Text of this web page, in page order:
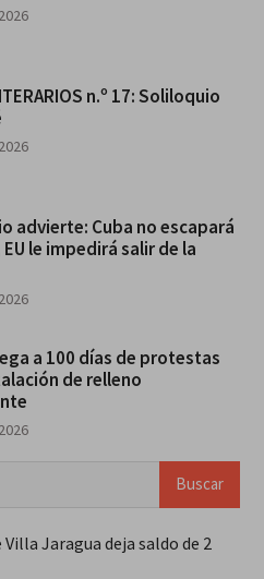
n.º 17: Soliloquio
advierte: Cuba no escapará
le impedirá salir de la
a 100 días de protestas
de relleno
Jaragua deja saldo de 2